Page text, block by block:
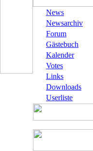
News
Newsarchiv
Forum
Gästebuch
Kalender
Votes
Links
Downloads
Userliste